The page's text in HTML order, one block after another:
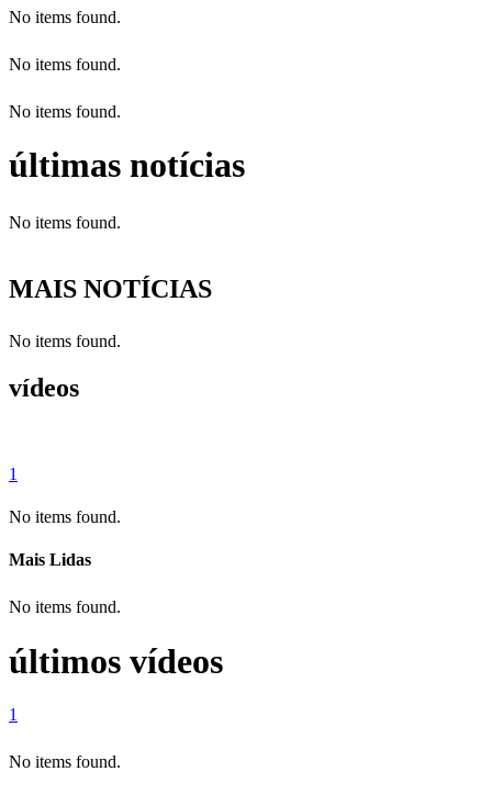
No items found.
No items found.
No items found.
últimas notícias
No items found.
MAIS NOTÍCIAS
No items found.
vídeos
1
No items found.
Mais Lidas
No items found.
últimos vídeos
1
No items found.